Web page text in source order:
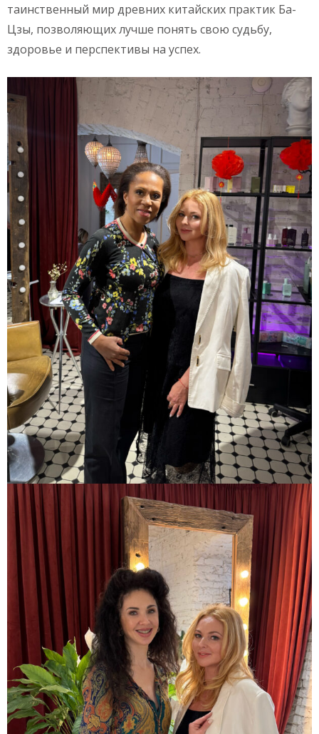
таинственный мир древних китайских практик Ба-
Цзы, позволяющих лучше понять свою судьбу,
здоровье и перспективы на успех.